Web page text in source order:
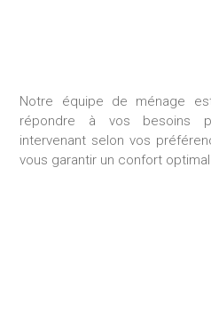
Notre équipe de ménage
répondre à vos besoins
intervenant selon vos
vous garantir un confort optimal.